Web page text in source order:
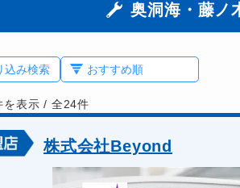
奥洞海・藤ノ
込み検索
を表示/ 全24件
株式会社Beyond